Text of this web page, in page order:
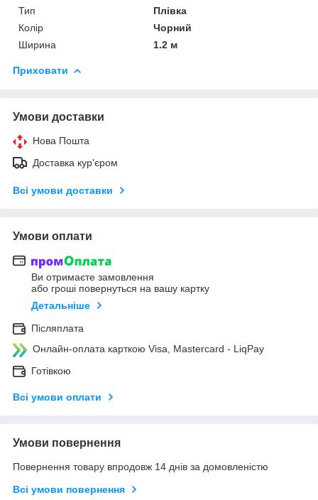
Тип
Плівка
Колір
Чорний
Ширина
1.2 м
Приховати
Умови доставки
Нова Пошта
Доставка кур'єром
Всі умови доставки
Умови оплати
Ви отримаєте замовлення
або гроші повернуться на вашу картку
Детальніше
Післяплата
Онлайн-оплата карткою Visa, Mastercard - LiqPay
Готівкою
Всі умови оплати
Умови повернення
Повернення товару впродовж 14 днів за домовленістю
Всі умови повернення